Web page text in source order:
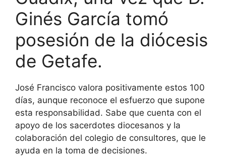
Ginés García tomó
posesión de la diócesis
de Getafe.
José Francisco valora positivamente estos 100
días, aunque reconoce el esfuerzo que supone
esta responsabilidad. Sabe que cuenta con el
apoyo de los sacerdotes diocesanos y la
colaboración del colegio de consultores, que le
ayuda en la toma de decisiones.